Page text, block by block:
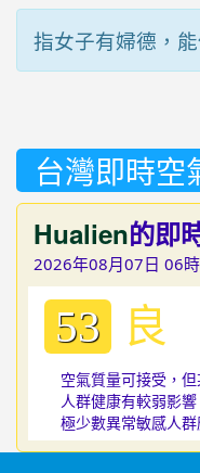
指女子有婦德，
台灣即時空
Hualien的即
2026年08月07日 06
53 良
空氣質量可接受，
人群健康有較弱影響
極少數異常敏感人